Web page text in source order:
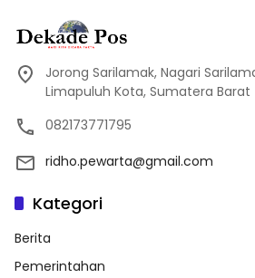
Jorong Sarilamak, Nagari
Limapuluh Kota, Sumatera Barat
082173771795
ridho.pewarta@gmail.com
Kategori
Berita
Pemerintahan